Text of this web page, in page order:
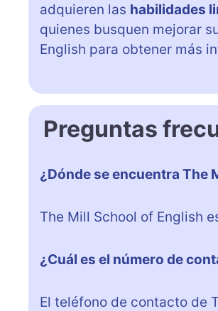
adquieren las habilidades
quienes busquen mejorar
English para obtener más
Preguntas
¿Dónde se encuentra The
The Mill School of English
¿Cuál es el número de
El teléfono de contacto de